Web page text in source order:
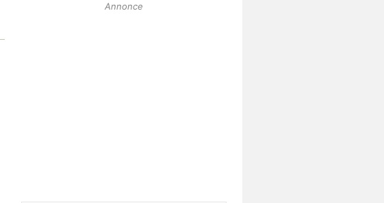
Annonce